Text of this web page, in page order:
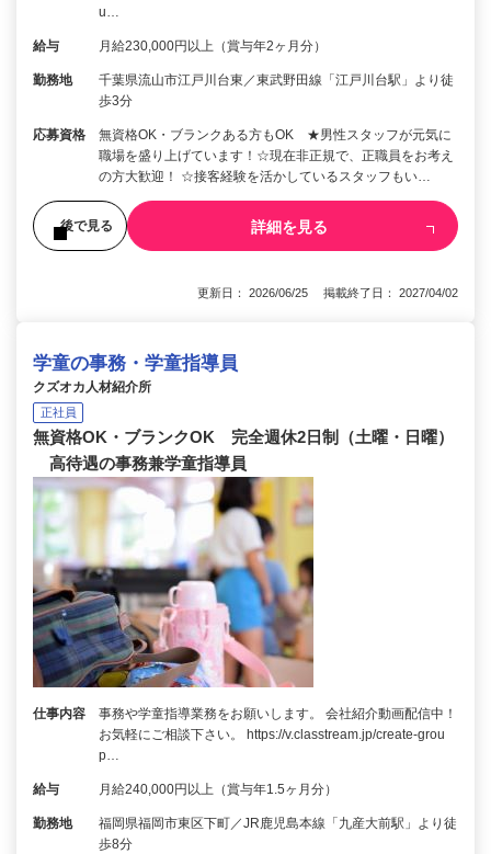
u…
給与 月給230,000円以上（賞与年2ヶ月分）
勤務地
千葉県流山市江戸川台東／東武野田線「江戸川台駅」より徒
歩3分
応募資格
無資格OK・ブランクある方もOK ★男性スタッフが元気に
職場を盛り上げています！☆現在非正規で、正職員をお考え
の方大歓迎！ ☆接客経験を活かしているスタッフもい…
後で見る 詳細を見る
更新日： 2026/06/25 掲載終了日： 2027/04/02
学童の事務・学童指導員
クズオカ人材紹介所
正社員
無資格OK・ブランクOK 完全週休2日制（土曜・日曜）
高待遇の事務兼学童指導員
仕事内容
事務や学童指導業務をお願いします。 会社紹介動画配信中！
お気軽にご相談下さい。 https://v.classtream.jp/create-grou
p…
給与 月給240,000円以上（賞与年1.5ヶ月分）
勤務地
福岡県福岡市東区下町／JR鹿児島本線「九産大前駅」より徒
歩8分